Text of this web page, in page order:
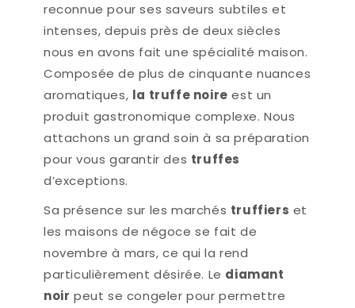
reconnue pour ses saveurs subtiles et
intenses, depuis près de deux siècles
nous en avons fait une spécialité maison.
Composée de plus de cinquante nuances
aromatiques, la truffe noire est un
produit gastronomique complexe. Nous
attachons un grand soin à sa préparation
pour vous garantir des truffes
d’exceptions.
Sa présence sur les marchés truffiers et
les maisons de négoce se fait de
novembre à mars, ce qui la rend
particulièrement désirée. Le diamant
noir peut se congeler pour permettre